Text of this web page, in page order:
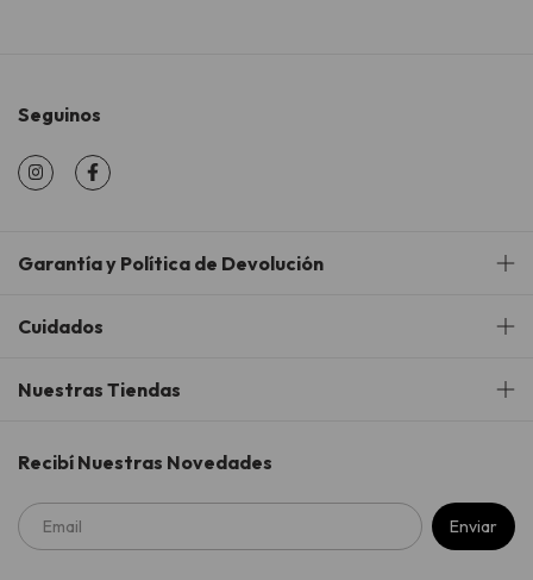
Seguinos
Garantía y Política de Devolución
Cuidados
Nuestras Tiendas
Recibí Nuestras Novedades